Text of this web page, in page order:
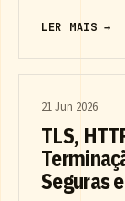
LER MAIS →
21 Jun 2026
TLS,
Seguras